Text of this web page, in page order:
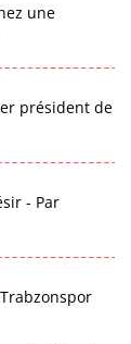
une
président de
- Par